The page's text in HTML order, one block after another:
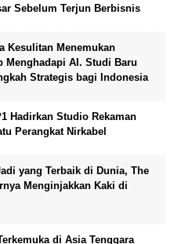
Sebelum Terjun Berbisnis
Kesulitan Menemukan
Menghadapi AI. Studi Baru
Strategis bagi Indonesia
Hadirkan Studio Rekaman
Perangkat Nirkabel
yang Terbaik di Dunia, The
Menginjakkan Kaki di
di Asia Tenggara